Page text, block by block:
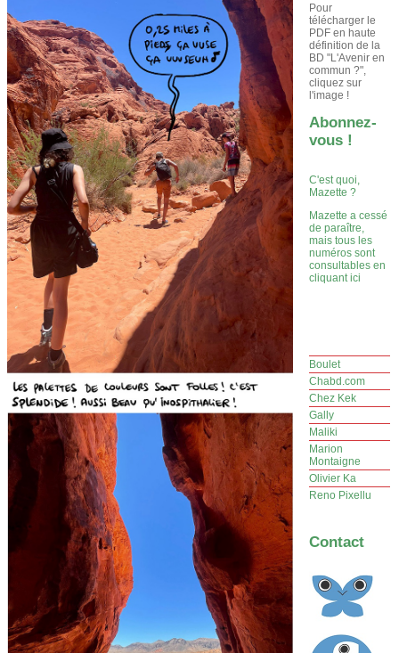
Pour
télécharger le
PDF en haute
définition de la
BD "L'Avenir en
commun ?",
cliquez sur
l'image !
Abonnez-
vous !
C'est quoi,
Mazette ?
Mazette a cessé
de paraître,
mais tous les
numéros sont
consultables en
cliquant ici
Boulet
Chabd.com
Chez Kek
Gally
Maliki
Marion
Montaigne
Olivier Ka
Reno Pixellu
Contact